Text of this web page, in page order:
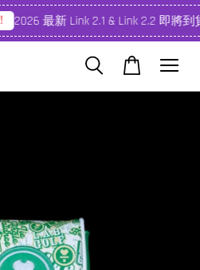
2026 最新 Link 2.1 & Link 2.2 即將到